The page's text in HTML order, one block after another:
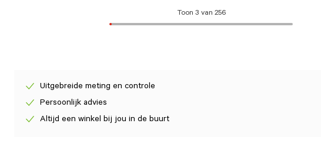
Toon 3 van 256
Uitgebreide meting en controle
Persoonlijk advies
Altijd een winkel bij jou in de buurt